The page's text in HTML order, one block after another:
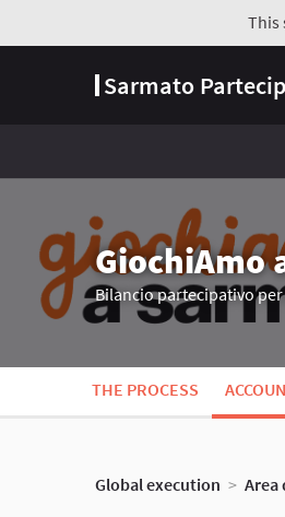
This
Sarmato
GiochiAmo
Bilancio partecipativo
THE PROCESS
Global execution > Area